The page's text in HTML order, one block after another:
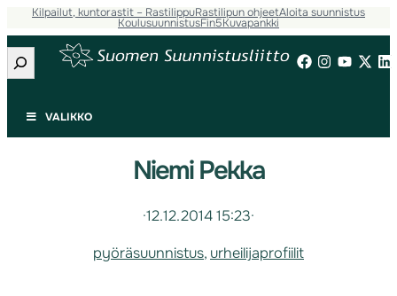
Kilpailut, kuntorastit – RastilippuRastilipun ohjeetAloita suunnistus
KoulusuunnistusFin5Kuvapankki
Etsi
VALIKKO
Niemi Pekka
·12.12.2014 15:23·
pyöräsuunnistus, urheilijaprofiilit